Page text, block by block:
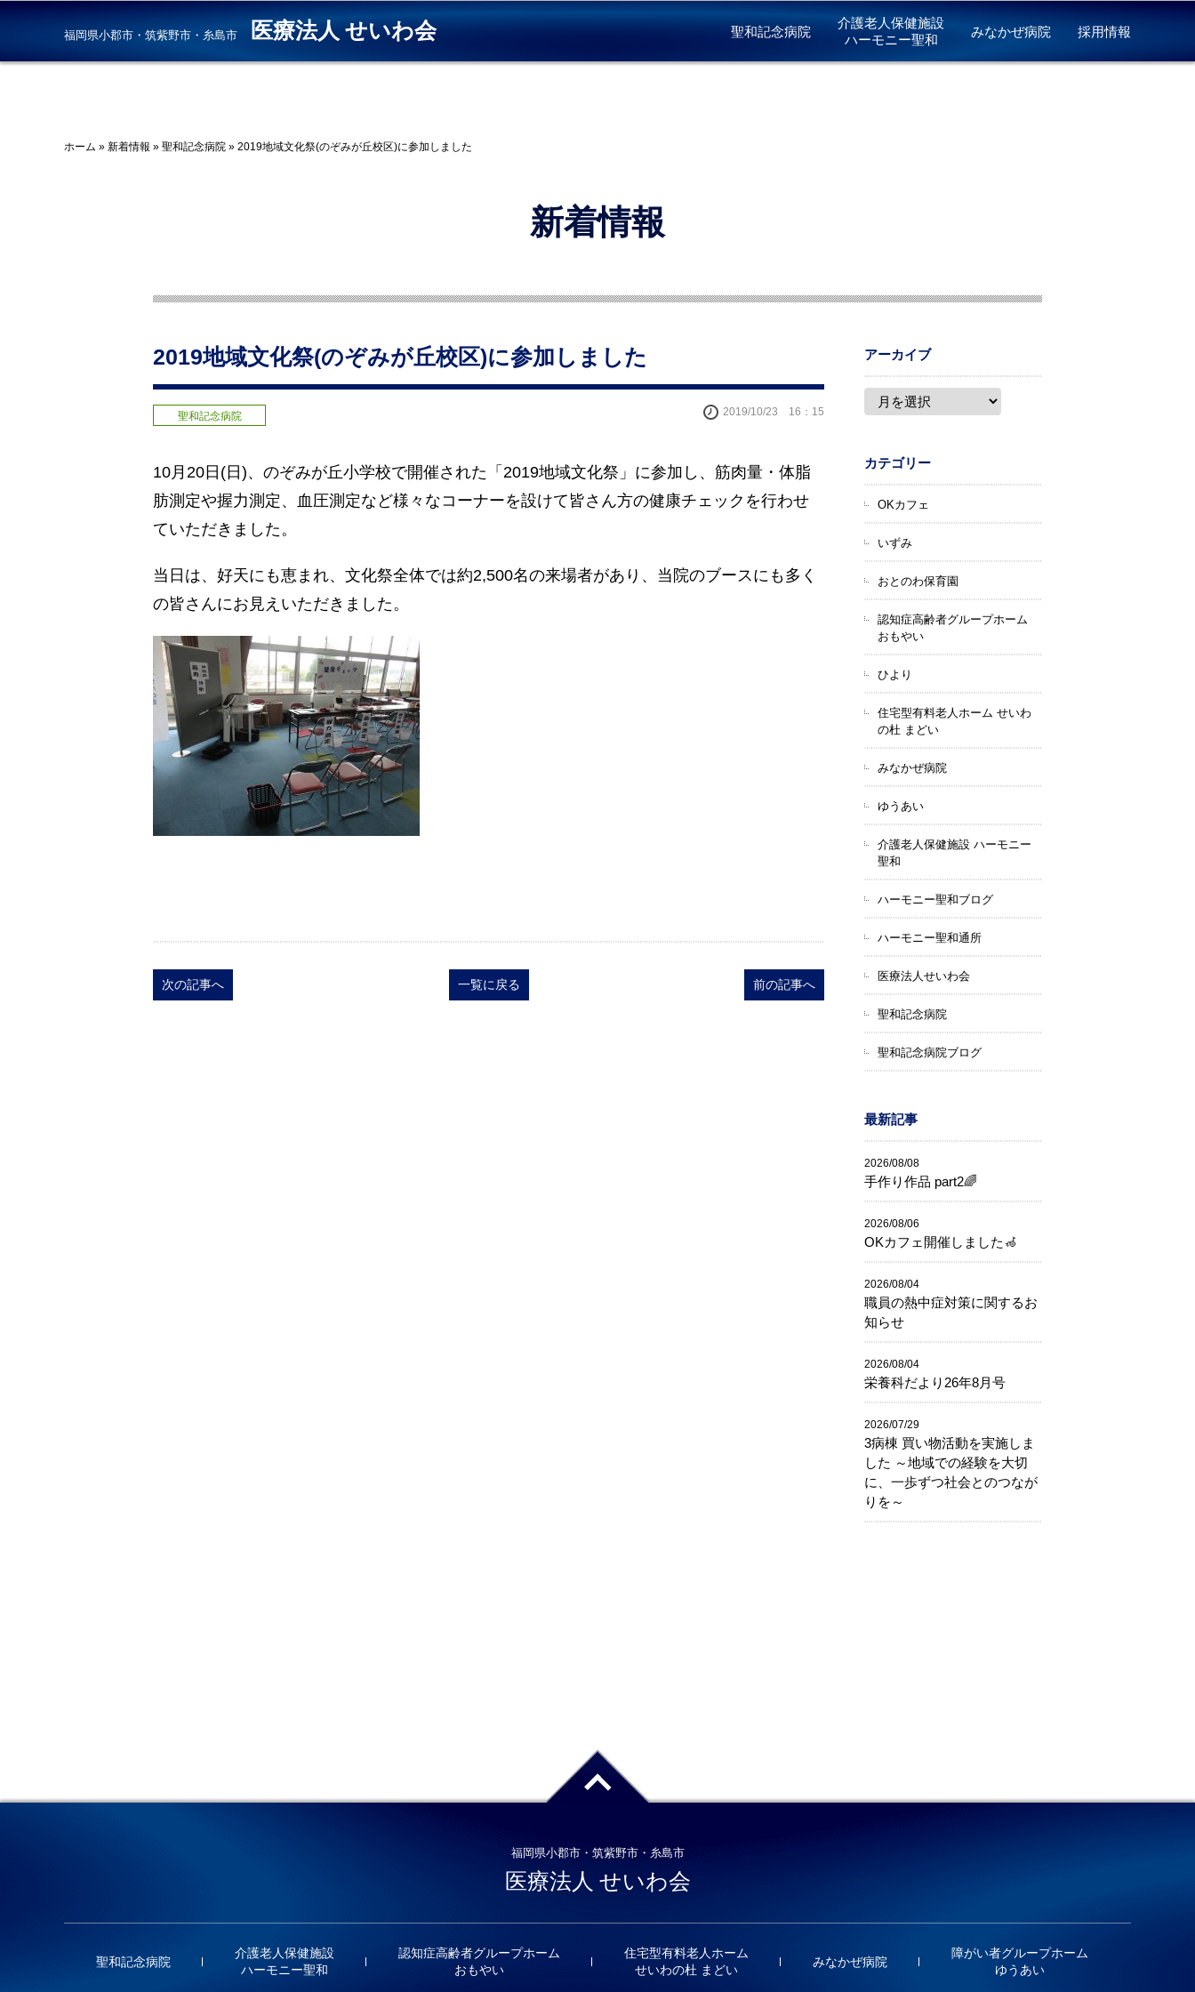
福岡県小郡市・筑紫野市・糸島市 医療法人 せいわ会 聖和記念病院
介護老人保健施設
ハーモニー聖和
みなかぜ病院 採用情報
ホーム » 新着情報 » 聖和記念病院 » 2019地域文化祭(のぞみが丘校区)に参加しました
新着情報
2019地域文化祭(のぞみが丘校区)に参加しました
聖和記念病院 2019/10/23 16：15
10月20日(日)、のぞみが丘小学校で開催された「2019地域文化祭」に参加し、筋肉量・体脂
肪測定や握力測定、血圧測定など様々なコーナーを設けて皆さん方の健康チェックを行わせ
ていただきました。
当日は、好天にも恵まれ、文化祭全体では約2,500名の来場者があり、当院のブースにも多く
の皆さんにお見えいただきました。
次の記事へ 一覧に戻る 前の記事へ
アーカイブ
カテゴリー
OKカフェ
いずみ
おとのわ保育園
認知症高齢者グループホーム
おもやい
ひより
住宅型有料老人ホーム せいわ
の杜 まどい
みなかぜ病院
ゆうあい
介護老人保健施設 ハーモニー
聖和
ハーモニー聖和ブログ
ハーモニー聖和通所
医療法人せいわ会
聖和記念病院
聖和記念病院ブログ
最新記事
2026/08/08
手作り作品 part2🌈
2026/08/06
OKカフェ開催しました🦽
2026/08/04
職員の熱中症対策に関するお
知らせ
2026/08/04
栄養科だより26年8月号
2026/07/29
3病棟 買い物活動を実施しま
した ～地域での経験を大切
に、一歩ずつ社会とのつなが
りを～
福岡県小郡市・筑紫野市・糸島市
医療法人 せいわ会
聖和記念病院
介護老人保健施設
ハーモニー聖和
認知症高齢者グループホーム
おもやい
住宅型有料老人ホーム
せいわの杜 まどい
みなかぜ病院
障がい者グループホーム
ゆうあい